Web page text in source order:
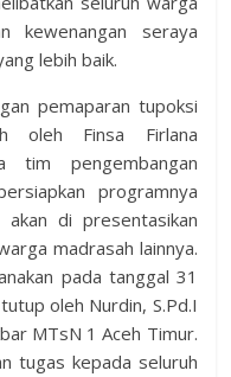
kewenangan seraya
lebih baik.
pemaparan tupoksi
oleh Finsa Firlana
tim pengembangan
programnya
akan di presentasikan
madrasah lainnya.
pada tanggal 31
oleh Nurdin, S.Pd.I
MTsN 1 Aceh Timur.
tugas kepada seluruh